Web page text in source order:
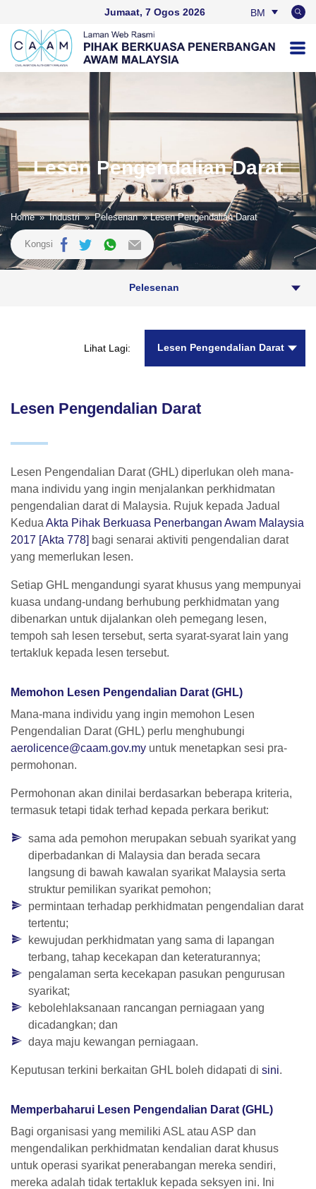
Jumaat, 7 Ogos 2026
BM
Lesen Pengendalian Darat
Home » Industri » Pelesenan » Lesen Pengendalian Darat
Kongsi
Pelesenan
Lihat Lagi: Lesen Pengendalian Darat
Lesen Pengendalian Darat
Lesen Pengendalian Darat (GHL) diperlukan oleh mana-
mana individu yang ingin menjalankan perkhidmatan
pengendalian darat di Malaysia. Rujuk kepada Jadual
Kedua Akta Pihak Berkuasa Penerbangan Awam Malaysia
2017 [Akta 778] bagi senarai aktiviti pengendalian darat
yang memerlukan lesen.
Setiap GHL mengandungi syarat khusus yang mempunyai
kuasa undang-undang berhubung perkhidmatan yang
dibenarkan untuk dijalankan oleh pemegang lesen,
tempoh sah lesen tersebut, serta syarat-syarat lain yang
tertakluk kepada lesen tersebut.
Memohon Lesen Pengendalian Darat (GHL)
Mana-mana individu yang ingin memohon Lesen
Pengendalian Darat (GHL) perlu menghubungi
aerolicence@caam.gov.my untuk menetapkan sesi pra-
permohonan.
Permohonan akan dinilai berdasarkan beberapa kriteria,
termasuk tetapi tidak terhad kepada perkara berikut:
sama ada pemohon merupakan sebuah syarikat yang
diperbadankan di Malaysia dan berada secara
langsung di bawah kawalan syarikat Malaysia serta
struktur pemilikan syarikat pemohon;
permintaan terhadap perkhidmatan pengendalian darat
tertentu;
kewujudan perkhidmatan yang sama di lapangan
terbang, tahap kecekapan dan keteraturannya;
pengalaman serta kecekapan pasukan pengurusan
syarikat;
kebolehlaksanaan rancangan perniagaan yang
dicadangkan; dan
daya maju kewangan perniagaan.
Keputusan terkini berkaitan GHL boleh didapati di sini.
Memperbaharui Lesen Pengendalian Darat (GHL)
Bagi organisasi yang memiliki ASL atau ASP dan
mengendalikan perkhidmatan kendalian darat khusus
untuk operasi syarikat penerabangan mereka sendiri,
mereka adalah tidak tertakluk kepada seksyen ini. Ini